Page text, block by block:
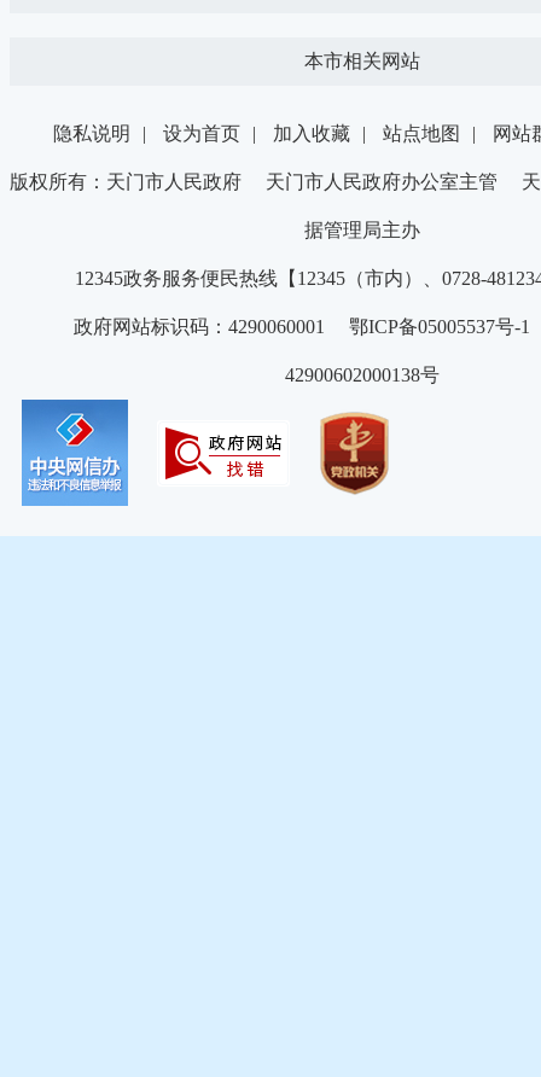
本市相关网站
隐私说明 | 设为首页 | 加入收藏 | 站点地图 | 网站
版权所有：天门市人民政府 天门市人民政府办公室主管 天
据管理局主办
12345政务服务便民热线【12345（市内）、0728-
政府网站标识码：4290060001 鄂ICP备05005537号
42900602000138号